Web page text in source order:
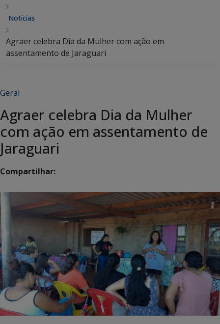
Notícias
Agraer celebra Dia da Mulher com ação em
assentamento de Jaraguari
Geral
Agraer celebra Dia da Mulher
com ação em assentamento de
Jaraguari
Compartilhar: